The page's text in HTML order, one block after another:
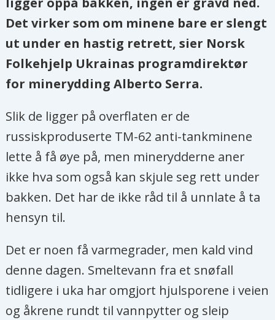
Det virker som om minene bare er slengt
ut under en hastig retrett, sier Norsk
Folkehjelp Ukrainas programdirektør
for minerydding Alberto Serra.
Slik de ligger på overflaten er de
russiskproduserte TM-62 anti-tankminene
lette å få øye på, men minerydderne aner
ikke hva som også kan skjule seg rett under
bakken. Det har de ikke råd til å unnlate å ta
hensyn til.
Det er noen få varmegrader, men kald vind
denne dagen. Smeltevann fra et snøfall
tidligere i uka har omgjort hjulsporene i veien
og åkrene rundt til vannpytter og sleip